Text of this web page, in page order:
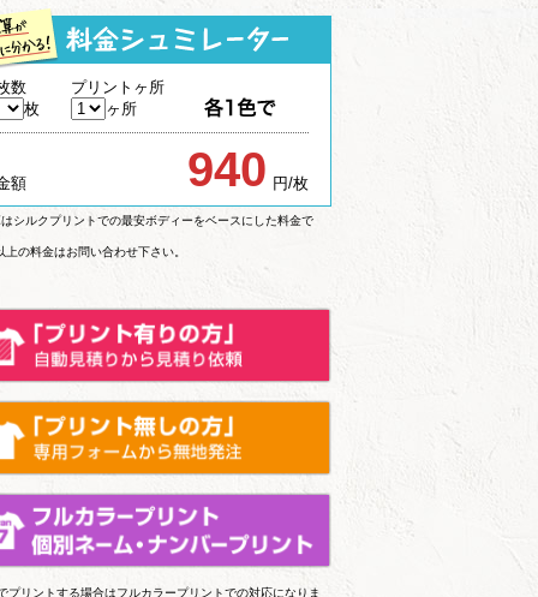
数
プリントヶ所
枚
ヶ所
額 940 円/枚
シルクプリントでの最安ボディーをベースにした料金で
の料金はお問い合わせ下さい。
プリントする場合はフルカラープリントでの対応になりま